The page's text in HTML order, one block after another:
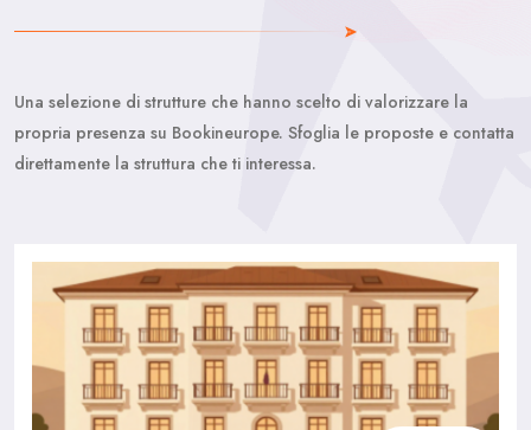
Una selezione di strutture che hanno scelto di valorizzare la
propria presenza su Bookineurope. Sfoglia le proposte e contatta
direttamente la struttura che ti interessa.